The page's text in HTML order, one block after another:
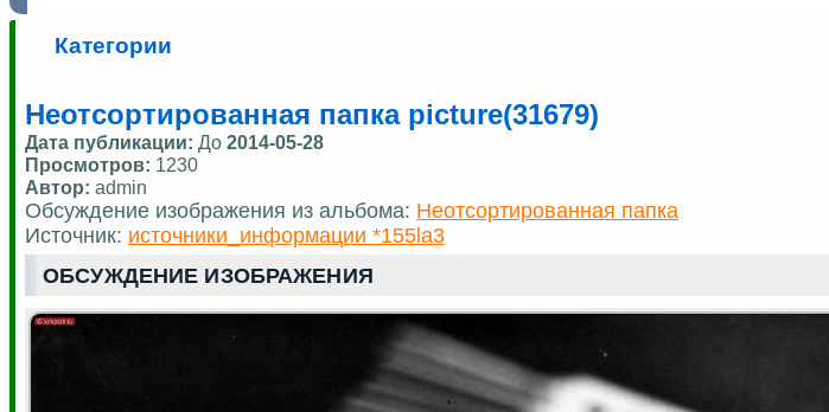
Категории
Неотсортированная папка picture(31679)
Дата публикации: До 2014-05-28
Просмотров: 1230
Автор: admin
Обсуждение изображения из альбома: Неотсортированная папка
Источник: источники_информации *155la3
ОБСУЖДЕНИЕ ИЗОБРАЖЕНИЯ